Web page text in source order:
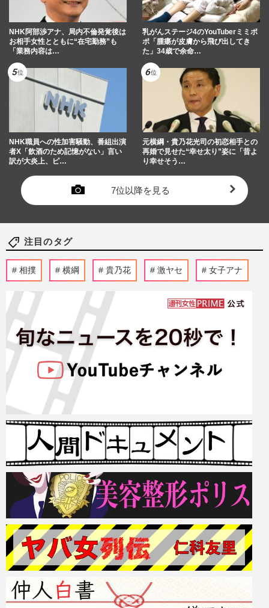
NHK阿部渉アナ、局内不倫発覚後は
お相手女性とともに“在宅勤務”も
「業務内容は…
乳がんステージ4のYouTuberミミポ
ポ「腫瘍が皮膚から飛び出してき
た」34歳で余命…
NHK職員への性加害騒動、番組出演
者X「飲酒のため記憶がない」言い
訳が大炎上、ピ…
元横綱・貴乃花光司の初恋相手との
再婚で見せた“幸せ太り”姿に「昔よ
り幸せそう…
7位以降を見る
注目のタグ
相撲 横綱 貴乃花 激ヤセ 女子アナ